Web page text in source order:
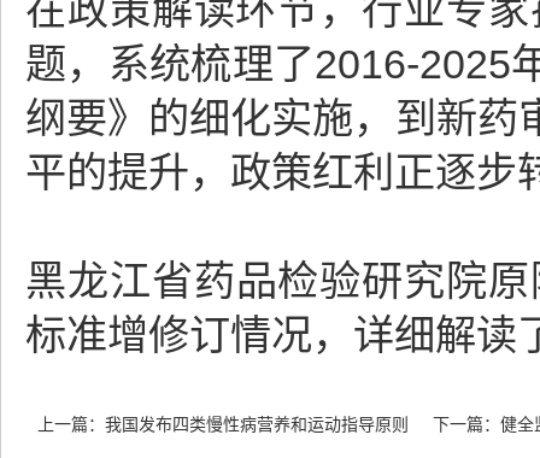
在政策解读环节，行业专
题，系统梳理了2016-2025
纲要》的细化实施，到新药
平的提升，政策红利正逐步
黑龙江省药品检验研究院
标准增修订情况，详细解读
上一篇： 我国发布四类慢性病营养和运动指导原则 下一篇： 健全